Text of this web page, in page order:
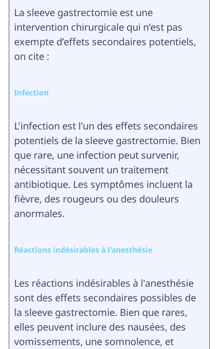
La sleeve gastrectomie est une
intervention chirurgicale qui n’est pas
exempte d’effets secondaires potentiels,
on cite :
Infection
L'infection est l'un des effets secondaires
potentiels de la sleeve gastrectomie. Bien
que rare, une infection peut survenir,
nécessitant souvent un traitement
antibiotique. Les symptômes incluent la
fièvre, des rougeurs ou des douleurs
anormales.
Réactions indésirables à l'anesthésie
Les réactions indésirables à l'anesthésie
sont des effets secondaires possibles de
la sleeve gastrectomie. Bien que rares,
elles peuvent inclure des nausées, des
vomissements, une somnolence, et